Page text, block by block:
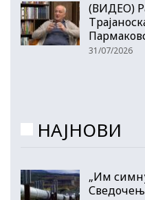
(ВИДЕО)
31/07/2026
НАЈНОВИ
„Им